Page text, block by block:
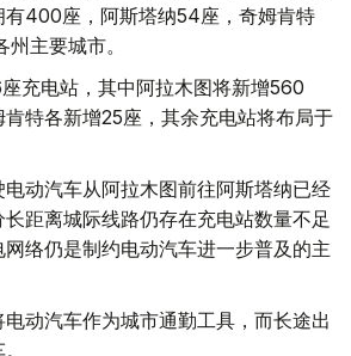
有400座，阿斯塔纳54座，奇姆肯特
主要城市。
充电站，其中阿拉木图将新增560
特各新增25座，其余充电站将布局于
动汽车从阿拉木图前往阿斯塔纳已经
距离城际线路仍存在充电站数量不足
络仍是制约电动汽车进一步普及的主
动汽车作为城市通勤工具，而长途出